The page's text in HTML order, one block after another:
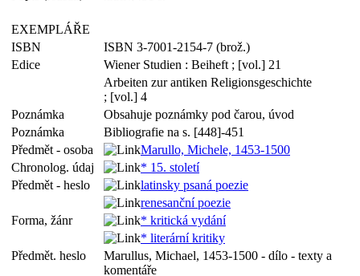
EXEMPLÁŘE
ISBN
ISBN 3-7001-2154-7 (brož.)
Edice
Wiener Studien : Beiheft ; [vol.] 21
Arbeiten zur antiken Religionsgeschichte
; [vol.] 4
Poznámka
Obsahuje poznámky pod čarou, úvod
Poznámka
Bibliografie na s. [448]-451
Předmět - osoba
Marullo, Michele, 1453-1500
Chronolog. údaj
* 15. století
Předmět - heslo
latinsky psaná poezie
renesanční poezie
Forma, žánr
* kritická vydání
* literární kritiky
Předmět. heslo
Marullus, Michael, 1453-1500 - dílo - texty a
komentáře